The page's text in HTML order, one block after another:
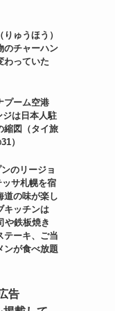
りゅうほう）
のチャーハン
わっていた
プーム空港
は日本人駐
縮図（タイ旅
）
のリージョ
サ札幌を宿
の味が楽し
キッチンは
や鉄板焼き
テーキ、ご当
ンが食べ放題
告